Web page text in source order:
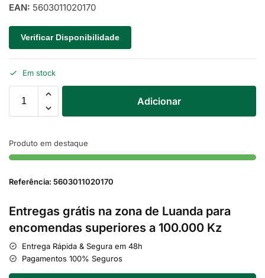
EAN: 5603011020170
Verificar Disponibilidade
Em stock
Adicionar
Produto em destaque
Referência: 5603011020170
Entregas grátis na zona de Luanda para
encomendas superiores a 100.000 Kz
Entrega Rápida & Segura em 48h
Pagamentos 100% Seguros